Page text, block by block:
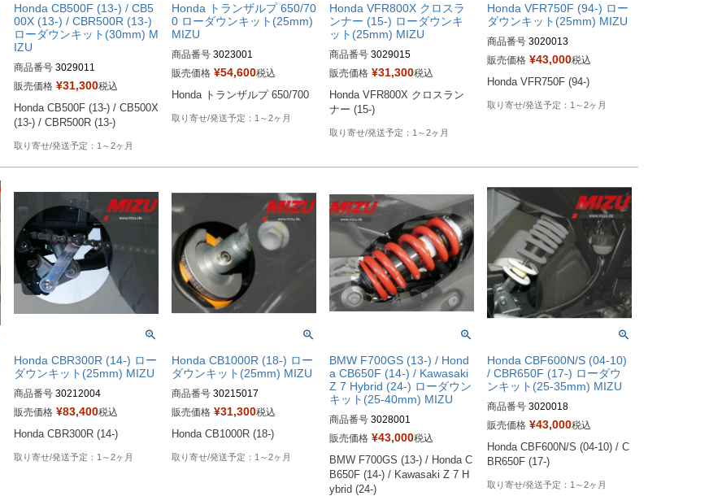
Honda CB500F (13-) / CB5
00X (13-) / CBR500R (13-)
ローダウンキット(30mm) M
IZU
商品番号 3029011
販売価格 ¥31,300税込
Honda CB500F (13-) / CB500X
(13-) / CBR500R (13-)
1～2ヶ月
Honda トランザルプ 650/70
0 ローダウンキット(25mm)
MIZU
商品番号 3023001
販売価格 ¥54,600税込
Honda トランザルプ 650/700
1～2ヶ月
Honda VFR800X クロスラ
ンナー (15-) ローダウンキ
ット(25mm) MIZU
商品番号 3029015
販売価格 ¥31,300税込
Honda VFR800X クロスラン
ナー (15-)
1～2ヶ月
Honda VFR750F (94-) ロー
ダウンキット(25mm) MIZU
商品番号 3020013
販売価格 ¥43,000税込
Honda VFR750F (94-)
1～2ヶ月
Honda CBR300R (14-) ロー
ダウンキット(25mm) MIZU
商品番号 30212004
販売価格 ¥83,400税込
Honda CBR300R (14-)
1～2ヶ月
Honda CB1000R (18-) ロー
ダウンキット(25mm) MIZU
商品番号 30215017
販売価格 ¥31,300税込
Honda CB1000R (18-)
1～2ヶ月
BMW F700GS (13-) / Hond
a CB650F (14-) / Kawasaki
Z 7 Hybrid (24-) ローダウン
キット(25-40mm) MIZU
商品番号 3028001
販売価格 ¥43,000税込
BMW F700GS (13-) / Honda C
B650F (14-) / Kawasaki Z 7 H
ybrid (24-)
Honda CBF600N/S (04-10)
/ CBR650F (17-) ローダウ
ンキット(25-35mm) MIZU
商品番号 3020018
販売価格 ¥43,000税込
Honda CBF600N/S (04-10) / C
BR650F (17-)
1～2ヶ月